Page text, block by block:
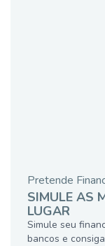
Pretende
SIMULE AS
LUGAR
Simule seu
bancos e